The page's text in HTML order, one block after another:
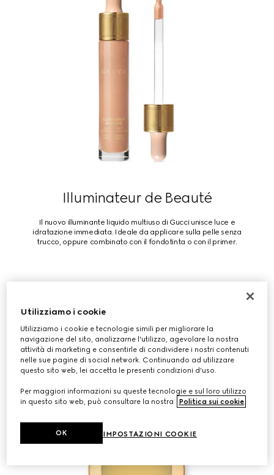
Illuminateur de Beauté
Il nuovo illuminante liquido multiuso di Gucci unisce luce e
idratazione immediata. Ideale da applicare sulla pelle senza
trucco, oppure combinato con il fondotinta o con il primer.
Utilizziamo i cookie
Utilizziamo i cookie e tecnologie simili per migliorare la
navigazione del sito, analizzarne l'utilizzo, agevolare la nostra
attività di marketing e consentirle di condividere i nostri contenuti
nelle sue pagine di social network. Continuando ad utilizzare
questo sito web, lei accetta le presenti condizioni d'uso.
Per maggiori informazioni su queste tecnologie e sul loro utilizzo
in questo sito web, può consultare la nostra
Politica sui cookie.
IMPOSTAZIONI COOKIE
OK